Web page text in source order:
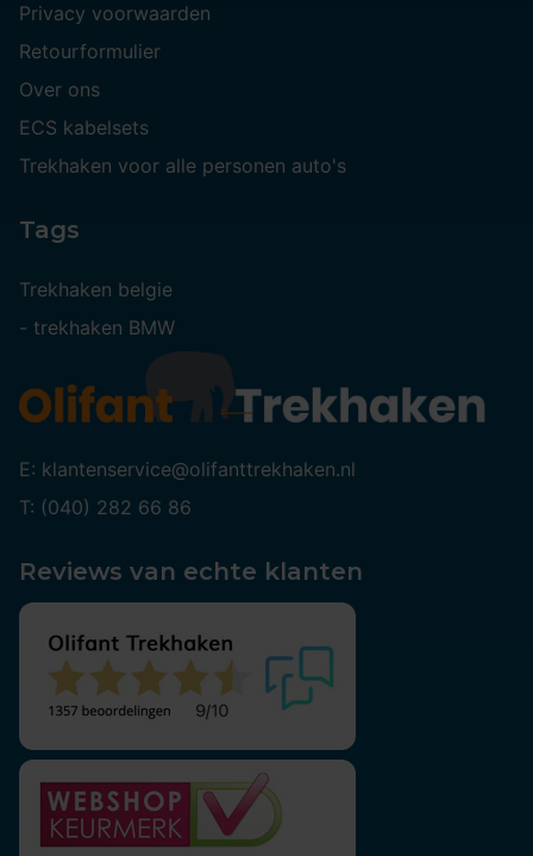
Privacy voorwaarden
Retourformulier
Over ons
ECS kabelsets
Trekhaken voor alle personen auto's
Tags
Trekhaken belgie
- trekhaken BMW
E: klantenservice@olifanttrekhaken.nl
T: (040) 282 66 86
Reviews van echte klanten